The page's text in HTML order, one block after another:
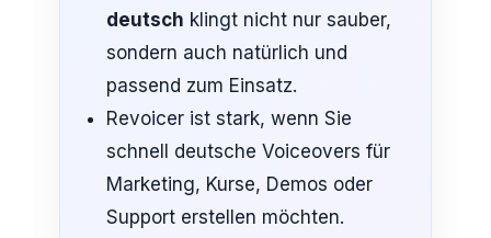
deutsch klingt nicht nur sauber,
sondern auch natürlich und
passend zum Einsatz.
Revoicer ist stark, wenn Sie
schnell deutsche Voiceovers für
Marketing, Kurse, Demos oder
Support erstellen möchten.